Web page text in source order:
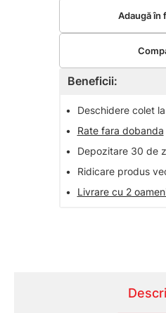
Beneficii:
•
Deschidere colet
•
Rate fara dobanda
•
Depozitare 30 de
•
Ridicare produs
•
Livrare cu 2
Adaugă în